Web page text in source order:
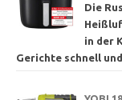
Die
in der
Gerichte schnell und